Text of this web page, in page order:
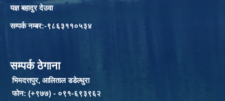
यज्ञ बहादुर देउवा
सम्पर्क नम्बर:-९८६३११०५३४
सम्पर्क ठेगाना
भिमदत्तपुर, आलिताल डडेल्धुरा
फोन: (+९७७) - ०९१-६९३९६२